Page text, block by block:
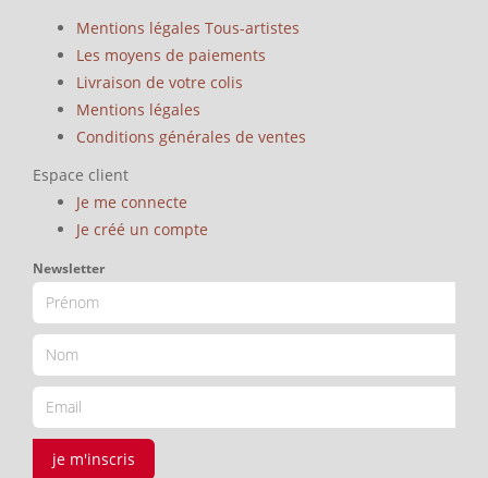
Mentions légales Tous-artistes
Les moyens de paiements
Livraison de votre colis
Mentions légales
Conditions générales de ventes
Espace client
Je me connecte
Je créé un compte
Newsletter
je m'inscris